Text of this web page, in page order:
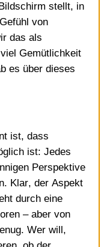
stellt, in
von
das als
Gemütlichkeit
es über dieses
ist, dass
ist: Jedes
Perspektive
Klar, der Aspekt
durch eine
– aber von
Wer will,